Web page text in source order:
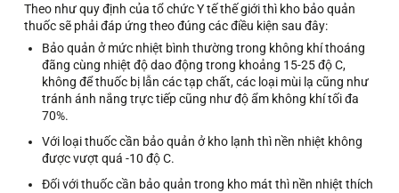
Theo như quy định của tổ chức Y tế thế giới thì kho bảo quản
thuốc sẽ phải đáp ứng theo đúng các điều kiện sau đây:
Bảo quản ở mức nhiệt bình thường trong không khí thoáng
đãng cùng nhiệt độ dao động trong khoảng 15-25 độ C,
không để thuốc bị lẫn các tạp chất, các loại mùi lạ cũng như
tránh ánh nắng trực tiếp cũng như độ ẩm không khí tối đa
70%.
Với loại thuốc cần bảo quản ở kho lạnh thì nền nhiệt không
được vượt quá -10 độ C.
Đối với thuốc cần bảo quản trong kho mát thì nền nhiệt thích